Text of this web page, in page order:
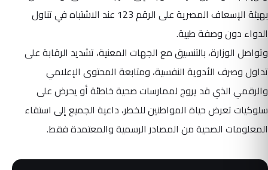
بهيئة الإسعاف المصرية على الرقم 123 عند الاشتباه في تناول
الدواء دون وصفة طبية.
وتواصل الوزارة، بالتنسيق مع الجهات المعنية، تشديد الرقابة على
تداول وصرف الأدوية النفسية، ومتابعة المحتوى الإعلامي
والرقمي الذي قد يروج لممارسات صحية خاطئة أو يحرض على
سلوكيات تعرض حياة المواطنين للخطر، داعية الجميع إلى استقاء
المعلومات الصحية من المصادر الرسمية والمعتمدة فقط.